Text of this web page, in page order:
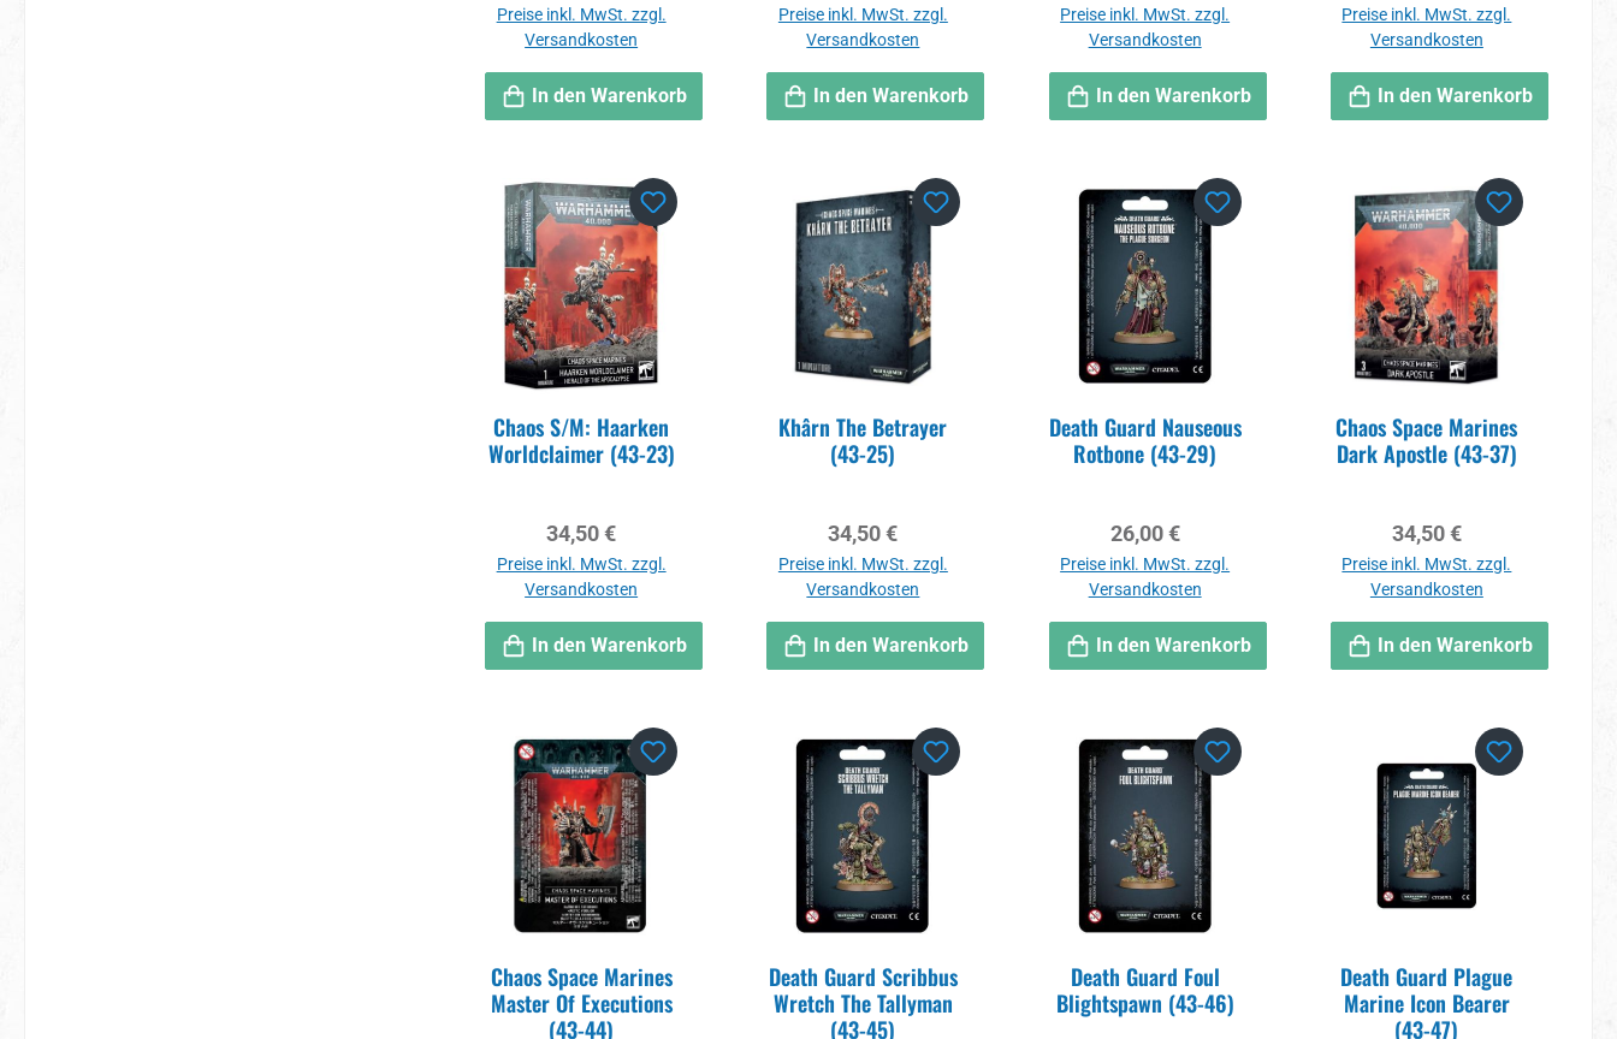
Preise inkl. MwSt. zzgl.
Versandkosten
In den Warenkorb
Preise inkl. MwSt. zzgl.
Versandkosten
In den Warenkorb
Preise inkl. MwSt. zzgl.
Versandkosten
In den Warenkorb
Preise inkl. MwSt. zzgl.
Versandkosten
In den Warenkorb
Chaos S/M: Haarken
Worldclaimer (43-23)
Regulärer Preis:
34,50 €
Preise inkl. MwSt. zzgl.
Versandkosten
In den Warenkorb
Khârn The Betrayer
(43-25)
Regulärer Preis:
34,50 €
Preise inkl. MwSt. zzgl.
Versandkosten
In den Warenkorb
Death Guard Nauseous
Rotbone (43-29)
Regulärer Preis:
26,00 €
Preise inkl. MwSt. zzgl.
Versandkosten
In den Warenkorb
Chaos Space Marines
Dark Apostle (43-37)
Regulärer Preis:
34,50 €
Preise inkl. MwSt. zzgl.
Versandkosten
In den Warenkorb
Chaos Space Marines
Master Of Executions
(43-44)
Death Guard Scribbus
Wretch The Tallyman
(43-45)
Death Guard Foul
Blightspawn (43-46)
Death Guard Plague
Marine Icon Bearer
(43-47)